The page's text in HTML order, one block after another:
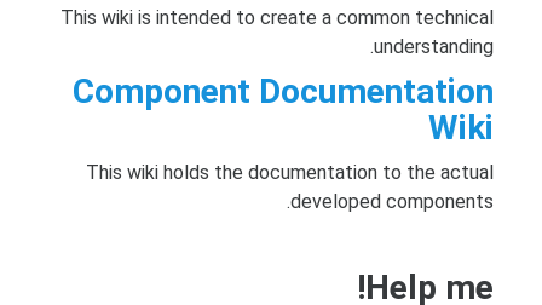
This wiki is intended to create a common technical
understanding.
Component Documentation
Wiki
This wiki holds the documentation to the actual
developed components.
Help me!